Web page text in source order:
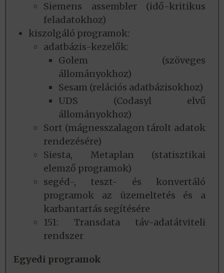
Siemens assembler (idő-kritikus
feladatokhoz)
kiszolgáló programok:
adatbázis-kezelők:
Golem (szöveges
állományokhoz)
Sesam (relációs adatbázisokhoz)
UDS (Codasyl elvű
állományokhoz)
Sort (mágnesszalagon tárolt adatok
rendezésére)
Siesta, Metaplan (statisztikai
elemző programok)
segéd-, teszt- és konvertáló
programok az üzemeltetés és a
karbantartás segítésére
151: Transdata táv-adatátviteli
rendszer
Egyedi programok